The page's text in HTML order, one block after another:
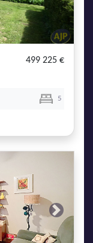
499 225 €
5
Next